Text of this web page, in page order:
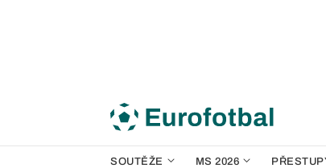
SOUTĚŽE MS 2026